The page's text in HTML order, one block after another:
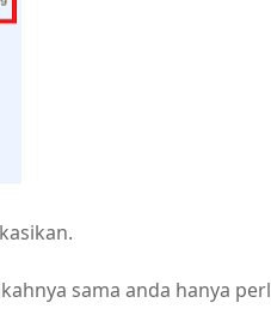
sama anda hanya